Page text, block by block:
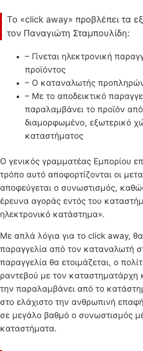
Το «click away» προβλέπει τα
τον Παναγιώτη Σταμπουλίδη:
– Γίνεται ηλεκτρονική
προϊόντος
– Ο καταναλωτής
– Με το αποδεικτικό
παραλαμβάνει το προϊόν από
διαμορφωμένο, εξωτερικό
καταστήματος
Ο γενικός γραμματέας Εμπορίου
τρόπο αυτό αποφορτίζονται οι
αποφεύγεται ο συνωστισμός,
έρευνα αγοράς εντός του
ηλεκτρονικό κατάστημα».
Με απλά λόγια για το click away, θα
παραγγελία από τον καταναλωτή
παραγγελία θα ετοιμάζεται, ο
ραντεβού με τον καταστηματάρχη
την παραλαμβάνει από το
στο ελάχιστο την ανθρωπινή
σε μεγάλο βαθμό ο συνωστισμός
καταστήματα.